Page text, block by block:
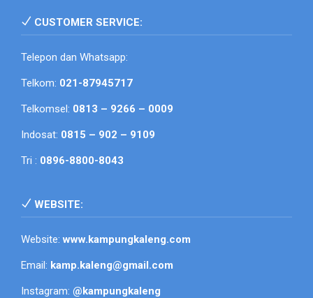
CUSTOMER SERVICE:
Telepon dan Whatsapp:
Telkom: 021-87945717
Telkomsel: 0813 – 9266 – 0009
Indosat: 0815 – 902 – 9109
Tri : 0896-8800-8043
WEBSITE:
Website:www.kampungkaleng.com
Email: kamp.kaleng@gmail.com
Instagram: @kampungkaleng